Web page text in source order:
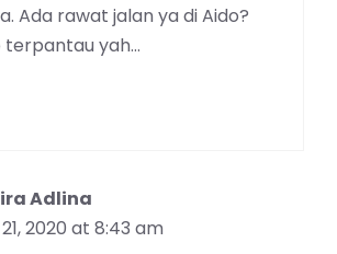
Ada rawat jalan ya di Aido?
yah…
Adlina
2020 at 8:43 am